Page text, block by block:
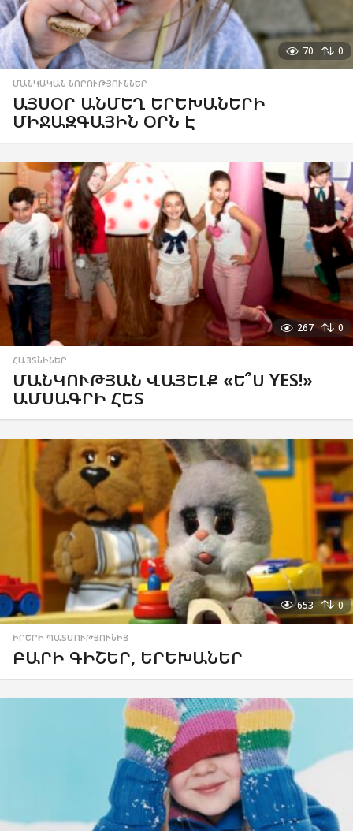
70 0
ՄԱՆԿԱԿԱՆ ՆՈՐՈՒԹՅՈՒՆՆԵՐ
ԱՅՍՕՐ ԱՆՄԵՂ ԵՐԵԽԱՆԵՐԻ
ՄԻՋԱԶԳԱՅԻՆ ՕՐՆ Է
267 0
ՀԱՅՏՆԻՆԵՐ
ՄԱՆԿՈՒԹՅԱՆ ՎԱՅԵԼՔ «Ե՞Ս YES!»
ԱՄՍԱԳՐԻ ՀԵՏ
653 0
ԻՐԵՐԻ ՊԱՏՄՈՒԹՅՈՒՆԻՑ
ԲԱՐԻ ԳԻՇԵՐ, ԵՐԵԽԱՆԵՐ